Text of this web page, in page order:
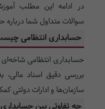
در ادامه این مطلب
سوالات متداول شما درباره
حسابداری انتظامی
حسابداری انتظامی
بررسی دقیق اسناد مالی،
سازمان‌ها و ادارات دولتی